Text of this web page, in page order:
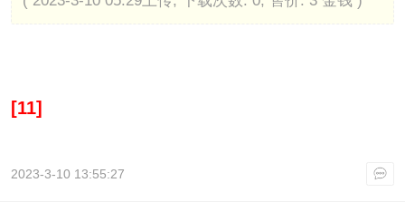
[11]
2023-3-10 13:55:27